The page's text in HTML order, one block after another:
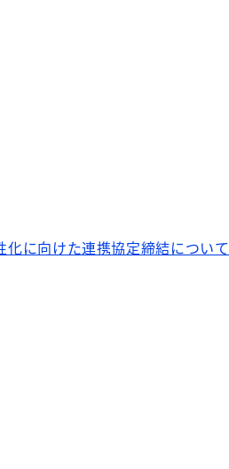
化に向けた連携協定締結について